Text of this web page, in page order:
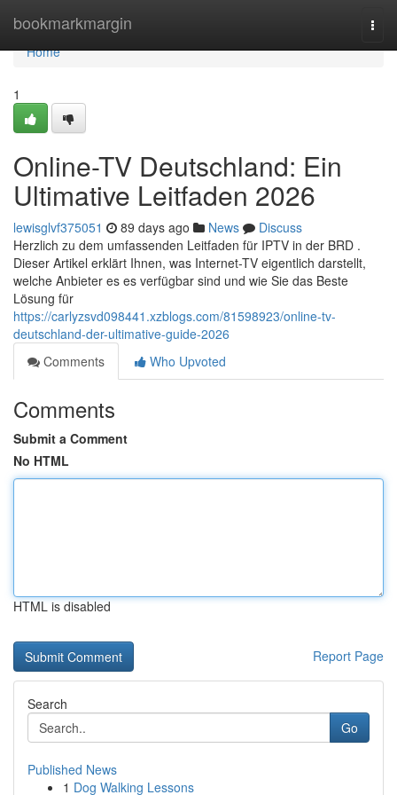
bookmarkmargin
Home
Home
1
Online-TV Deutschland: Ein
Ultimative Leitfaden 2026
lewisglvf375051 89 days ago News
Discuss
Herzlich zu dem umfassenden Leitfaden für IPTV in der BRD .
Dieser Artikel erklärt Ihnen, was Internet-TV eigentlich darstellt,
welche Anbieter es es verfügbar sind und wie Sie das Beste
Lösung für
https://carlyzsvd098441.xzblogs.com/81598923/online-tv-
deutschland-der-ultimative-guide-2026
Comments
Who Upvoted
Comments
Submit a Comment
No HTML
HTML is disabled
Report Page
Search
Go
Published News
1 Dog Walking Lessons